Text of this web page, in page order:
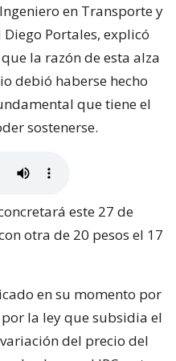
en Transporte y
Portales, explicó
la razón de esta alza
debió haberse hecho
que tiene el
sostenerse.
este 27 de
otra de 20 pesos el 17
en su momento por
la ley que subsidia el
del precio del